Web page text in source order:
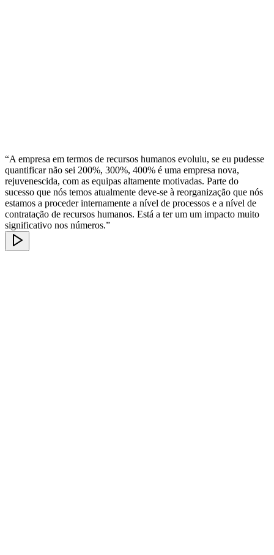
“A empresa em termos de recursos humanos evoluiu, se eu pudesse
quantificar não sei 200%, 300%, 400% é uma empresa nova,
rejuvenescida, com as equipas altamente motivadas. Parte do
sucesso que nós temos atualmente deve-se à reorganização que nós
estamos a proceder internamente a nível de processos e a nível de
contratação de recursos humanos. Está a ter um um impacto muito
significativo nos números.”